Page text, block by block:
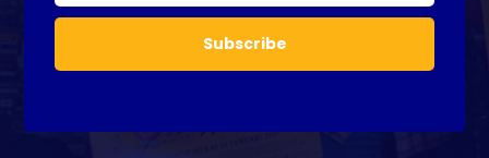
Subscribe